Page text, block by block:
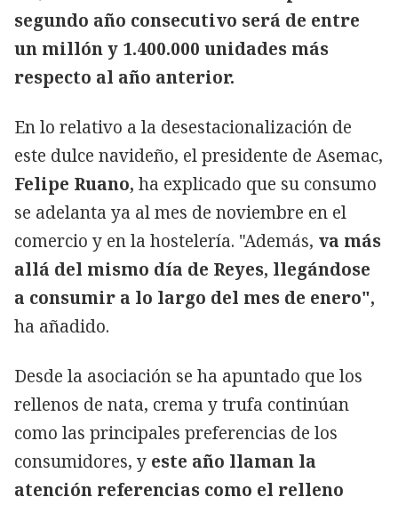
segundo año consecutivo será de entre
un millón y 1.400.000 unidades más
respecto al año anterior.
En lo relativo a la desestacionalización de
este dulce navideño, el presidente de Asemac,
Felipe Ruano, ha explicado que su consumo
se adelanta ya al mes de noviembre en el
comercio y en la hostelería. "Además, va más
allá del mismo día de Reyes, llegándose
a consumir a lo largo del mes de enero",
ha añadido.
Desde la asociación se ha apuntado que los
rellenos de nata, crema y trufa continúan
como las principales preferencias de los
consumidores, y este año llaman la
atención referencias como el relleno